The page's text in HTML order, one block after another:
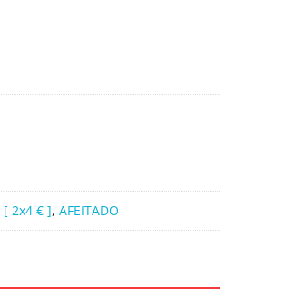
[ 2x4 € ], AFEITADO